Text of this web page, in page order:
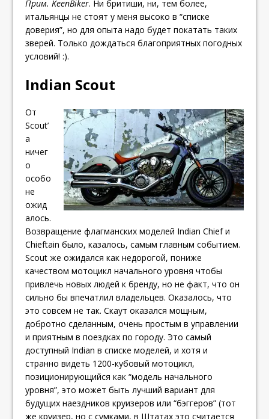
Прим. KeenBiker. Ни бритиши, ни, тем более,
итальянцы не стоят у меня высоко в “списке
доверия”, но для опыта надо будет покатать таких
зверей. Только дождаться благоприятных погодных
условий! :).
Indian Scout
От
Scout’
а
ничег
о
особо
не
ожид
алось.
Возвращение флагманских моделей Indian Chief и
Chieftain было, казалось, самым главным событием.
Scout же ожидался как недорогой, пониже
качеством мотоцикл начального уровня чтобы
привлечь новых людей к бренду, но не факт, что он
сильно бы впечатлил владельцев. Оказалось, что
это совсем не так. Скаут оказался мощным,
добротно сделанным, очень простым в управлении
и приятным в поездках по городу. Это самый
доступный Indian в списке моделей, и хотя и
странно видеть 1200-кубовый мотоцикл,
позиционирующийся как “модель начального
уровня”, это может быть лучший вариант для
будущих наездников круизеров или “бэггеров” (тот
же круизер, но с сумками, в Штатах это считается